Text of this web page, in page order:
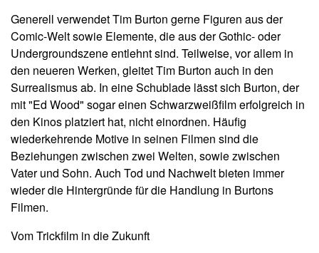
Generell verwendet Tim Burton gerne Figuren aus der
Comic-Welt sowie Elemente, die aus der Gothic- oder
Undergroundszene entlehnt sind. Teilweise, vor allem in
den neueren Werken, gleitet Tim Burton auch in den
Surrealismus ab. In eine Schublade lässt sich Burton, der
mit "Ed Wood" sogar einen Schwarzweißfilm erfolgreich in
den Kinos platziert hat, nicht einordnen. Häufig
wiederkehrende Motive in seinen Filmen sind die
Beziehungen zwischen zwei Welten, sowie zwischen
Vater und Sohn. Auch Tod und Nachwelt bieten immer
wieder die Hintergründe für die Handlung in Burtons
Filmen.
Vom Trickfilm in die Zukunft